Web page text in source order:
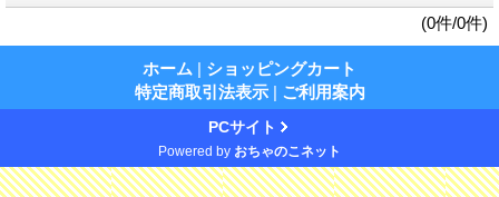
(0件/0件)
ホーム | ショッピングカート
特定商取引法表示 | ご利用案内
PCサイト
Powered by おちゃのこネット